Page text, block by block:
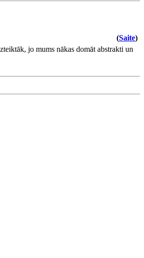
(Saite)
jo mums nākas domāt abstrakti un